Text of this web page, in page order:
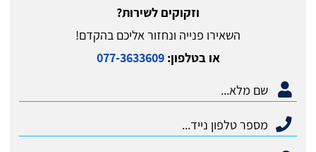
וזקוקים לשירות?
השאירו פנייה ונחזור אליכם בהקדם!
או בטלפון:077-3633609